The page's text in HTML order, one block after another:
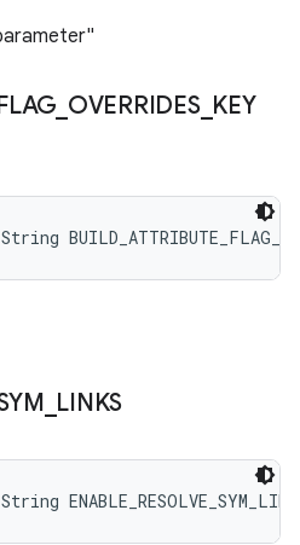
OVERRIDES_ KEY
LINKS